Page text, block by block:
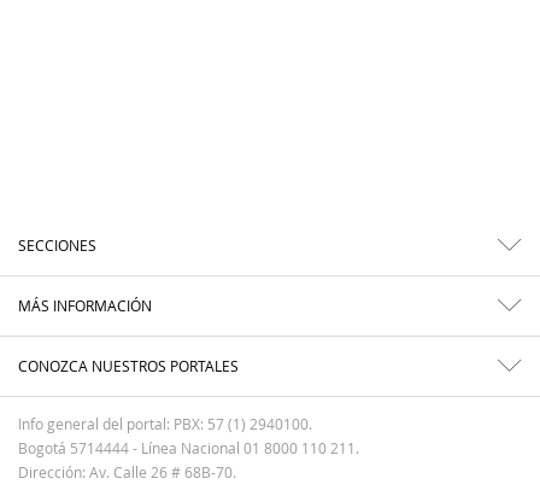
SECCIONES
MÁS INFORMACIÓN
CONOZCA NUESTROS PORTALES
Info general del portal: PBX: 57 (1) 2940100.
Bogotá 5714444 - Línea Nacional 01 8000 110 211.
Dirección: Av. Calle 26 # 68B-70.